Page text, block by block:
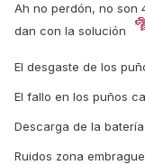
Ah no perdón, no son
dan con la solución
El desgaste de los
El fallo en los puños
Descarga de la batería
Ruidos zona embrague